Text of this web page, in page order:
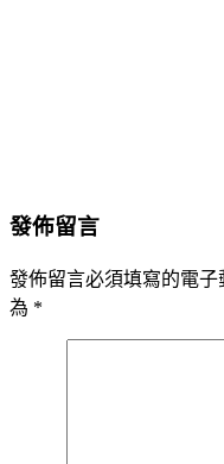
發佈留言
發佈留言必須填寫的電子
為 *